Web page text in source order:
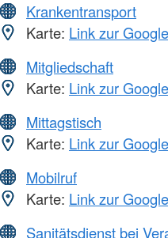
Krankentransport
Karte: Link zur
Mitgliedschaft
Karte: Link zur
Mittagstisch
Karte: Link zur
Mobilruf
Karte: Link zur
Sanitätsdienst bei